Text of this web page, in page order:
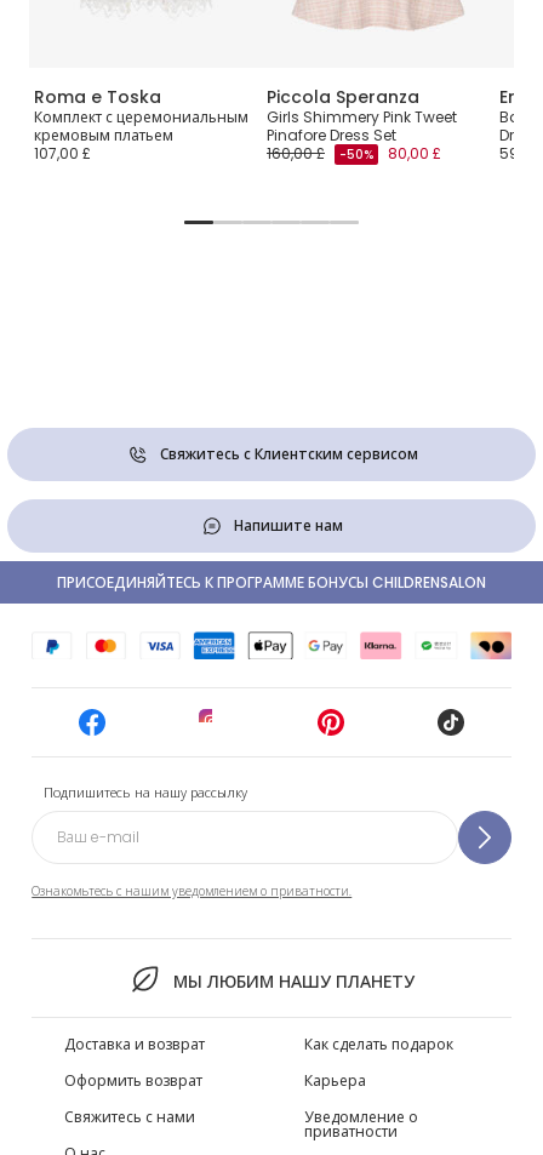
Roma e Toska
Комплект с церемониальным
кремовым платьем
107,00 £
Piccola Speranza
Girls Shimmery Pink Tweet
Pinafore Dress Set
160,00 £
-50% 80,00 £
Baby
Dress
59,00
Свяжитесь с Клиентским сервисом
Напишите нам
Подпишитесь на нашу рассылку
Ознакомьтесь с нашим уведомлением о приватности.
МЫ ЛЮБИМ НАШУ ПЛАНЕТУ
ПРИСОЕДИНЯЙТЕСЬ К ПРОГРАММЕ БОНУСЫ CHILDRENSALON
Доставка и возврат
Оформить возврат
Свяжитесь с нами
Как сделать подарок
Карьера
Уведомление о
приватности